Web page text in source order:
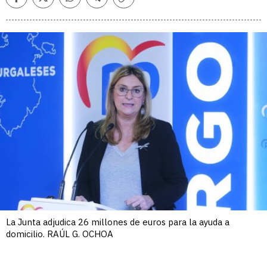
La Junta adjudica 26 millones de euros para la ayuda a
domicilio. RAÚL G. OCHOA